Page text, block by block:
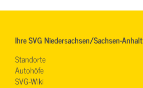
Ihre SVG Niedersachsen/Sachsen-Anhalt
Standorte
Autohöfe
SVG-Wiki